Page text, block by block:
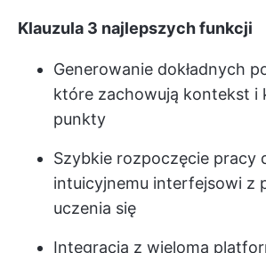
Klauzula 3 najlepszych funkcji
Generowanie dokładnych
które zachowują kontekst i
punkty
Szybkie rozpoczęcie pracy
intuicyjnemu interfejsowi z
uczenia się
Integracja z wieloma